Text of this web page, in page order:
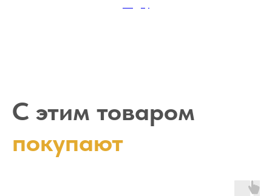
С этим товаром
покупают